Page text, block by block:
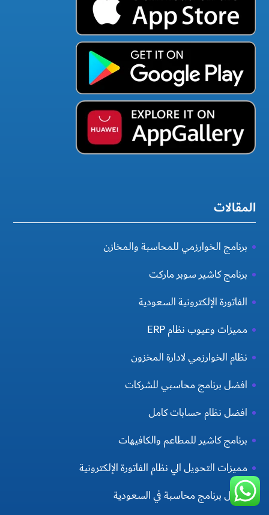
المقالات
برنامج الخوارزمي للمحاسبة والمخازن
برنامج كاشير سوبر ماركت
الفاتورة الإلكترونية السعودية
مميزات وعيوب نظام ERP
نظام الخوارزمي لادارة المخزون
افضل برنامج محاسبي للشركات
افضل نظام حسابات كامل
برنامج كاشير للمطاعم والكافيهات
مميزات التحويل الي نظام الفاتورة الإلكترونية
أفضل برنامج محاسبة في السعودية